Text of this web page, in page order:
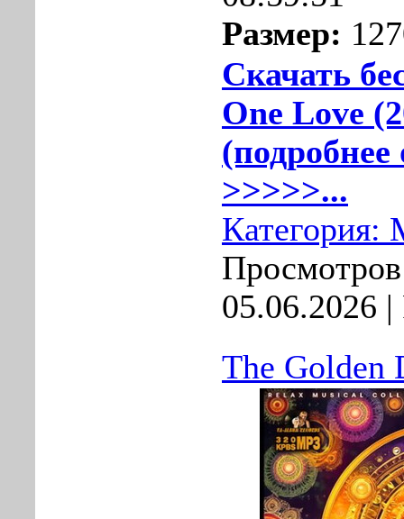
Размер:
Скачать
One Love
(подробнее
>>>>>...
Категория:
05.06.2026 |
The Golden